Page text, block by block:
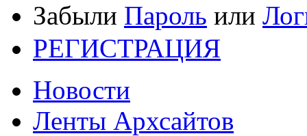
Забыли Пароль или
РЕГИСТРАЦИЯ
Новости
Ленты Архсайтов